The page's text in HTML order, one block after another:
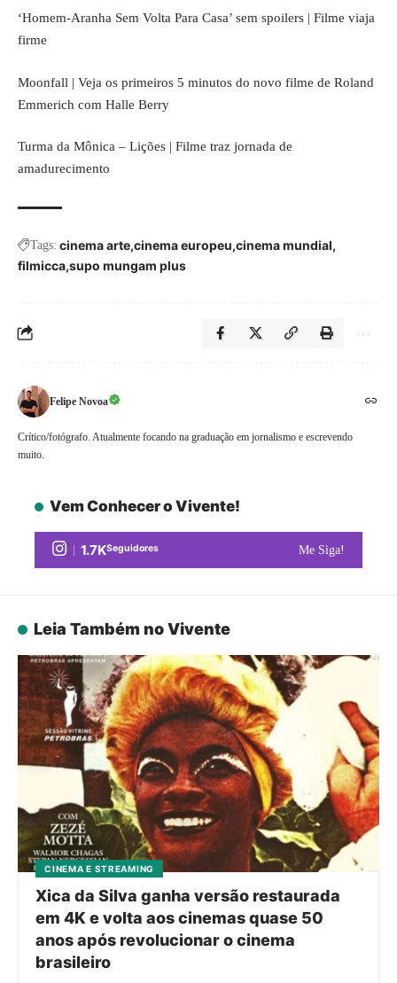
‘Homem-Aranha Sem Volta Para Casa’ sem spoilers | Filme viaja
firme
Moonfall | Veja os primeiros 5 minutos do novo filme de Roland
Emmerich com Halle Berry
Turma da Mônica – Lições | Filme traz jornada de
amadurecimento
Tags: cinema arte cinema europeu cinema mundial
filmicca supo mungam plus
Felipe Novoa
Crítico/fotógrafo. Atualmente focando na graduação em jornalismo e escrevendo
muito.
Vem Conhecer o Vivente!
1.7KSeguidores Me Siga!
Leia Também no Vivente
CINEMA E STREAMING
Xica da Silva ganha versão restaurada
em 4K e volta aos cinemas quase 50
anos após revolucionar o cinema
brasileiro